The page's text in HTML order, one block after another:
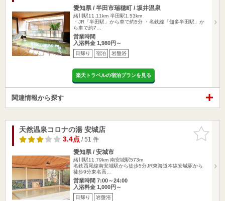
愛知県 / 半田市瑞穂町 / 坂井温泉
緒川駅11.11km 半田駅1.53km
・JR「半田駅」から車で約5分 ・名鉄線「知多半田駅」か
ら車で約7…
営業時間
入浴料金 1,980円～
日帰り 宿泊 岩盤浴
楽天トラベルの宿泊プランを見る
関連情報から探す
お気に入
りに追加
天然温泉コロナの湯 安城店
3.4点/ 51 件
愛知県 / 安城市
緒川駅11.79km 南安城駅573m
名鉄西尾線南安城駅から徒歩5分JR東海道本線安城駅から
徒歩9分東名高…
営業時間 7:00～24:00
入浴料金 1,000円～
日帰り 岩盤浴